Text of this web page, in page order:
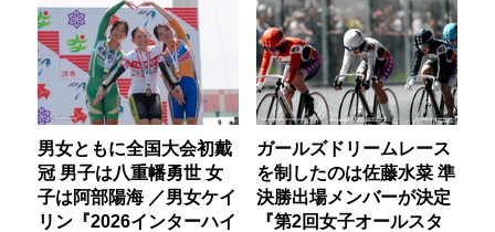
男女ともに全国大会初戴
冠 男子は八重幡勇世 女
子は阿部陽海 ／男女ケイ
リン『2026インターハイ
ガールズドリームレース
を制したのは佐藤水菜 準
決勝出場メンバーが決定
『第2回女子オールスタ